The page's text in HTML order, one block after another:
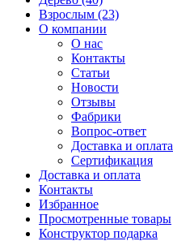
Взрослым (23)
О компании
О нас
Контакты
Статьи
Новости
Отзывы
Фабрики
Вопрос-ответ
Доставка и оплата
Сертификация
Доставка и оплата
Контакты
Избранное
Просмотренные товары
Конструктор подарка